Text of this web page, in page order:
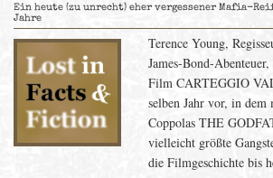
Ein heute (zu unrecht) eher vergessener Mafia-
Jahre
Terence Young,
James-Bond-
Film CARTEGGIO
selben Jahr vor, in
Coppolas THE
vielleicht größte
die Filmgeschichte bis